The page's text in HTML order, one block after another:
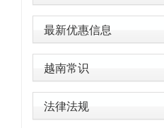
最新优惠信息
越南常识
法律法规